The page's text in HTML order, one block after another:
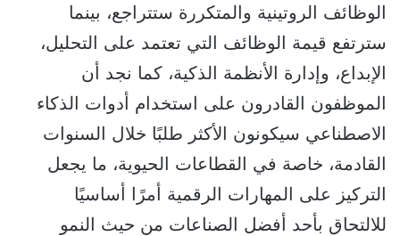
الوظائف الروتينية والمتكررة ستتراجع، بينما
سترتفع قيمة الوظائف التي تعتمد على التحليل،
الإبداع، وإدارة الأنظمة الذكية، كما نجد أن
الموظفون القادرون على استخدام أدوات الذكاء
الاصطناعي سيكونون الأكثر طلبًا خلال السنوات
القادمة، خاصة في القطاعات الحيوية، ما يجعل
التركيز على المهارات الرقمية أمرًا أساسيًا
للالتحاق بأحد أفضل الصناعات من حيث النمو